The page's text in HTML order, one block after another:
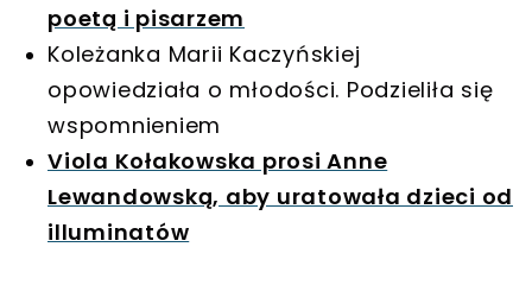
poetą i pisarzem
Koleżanka Marii Kaczyńskiej
opowiedziała o młodości. Podzieliła się
wspomnieniem
Viola Kołakowska prosi Anne
Lewandowską, aby uratowała dzieci od
illuminatów